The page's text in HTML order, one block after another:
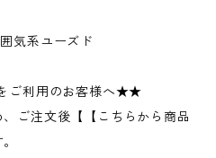
気系ユーズド
ご利用のお客様へ★★
ご注文後【【こちらから商品